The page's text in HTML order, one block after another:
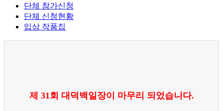
단체 참가신청
단체 신청현황
입상 작품집
제 31회 대덕백일장이 마무리 되었습니다.